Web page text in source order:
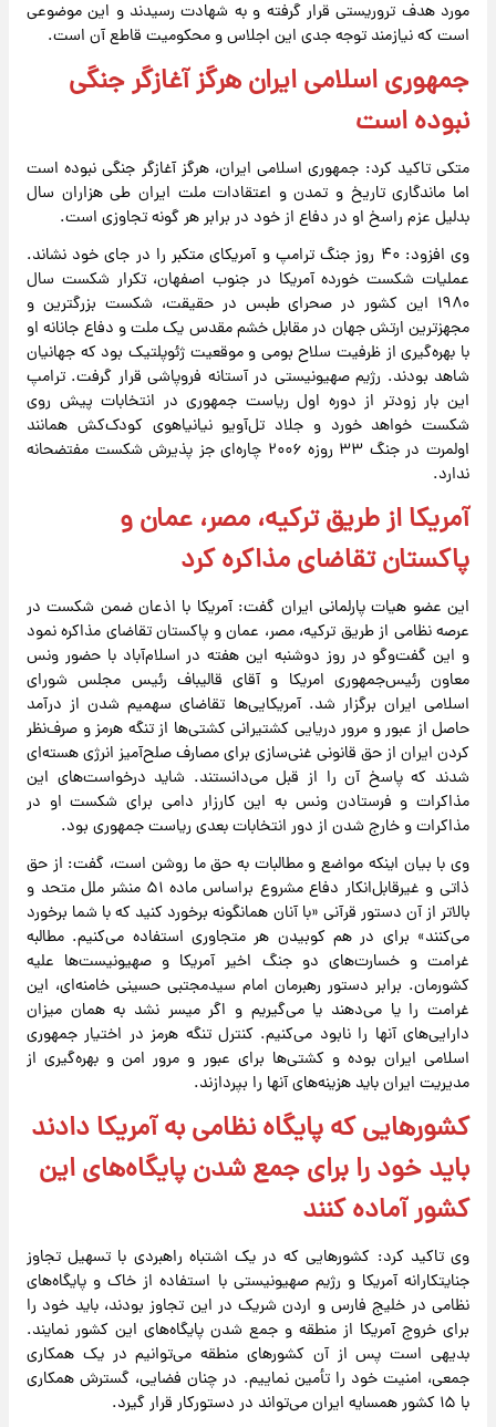
مورد هدف تروریستی قرار گرفته و به شهادت رسیدند و این موضوعی
است که نیازمند توجه جدی این اجلاس و محکومیت قاطع آن است.
جمهوری اسلامی ایران هرگز آغازگر جنگی
نبوده است
متکی تاکید کرد: جمهوری اسلامی ایران، هرگز آغازگر جنگی نبوده است
اما ماندگاری تاریخ و تمدن و اعتقادات ملت ایران طی هزاران سال
بدلیل عزم راسخ او در دفاع از خود در برابر هر گونه تجاوزی است.
وی افزود: ۴۰ روز جنگ ترامپ و آمریکای متکبر را در جای خود نشاند.
عملیات شکست خورده آمریکا در جنوب اصفهان، تکرار شکست سال
۱۹۸۰ این کشور در صحرای طبس در حقیقت، شکست بزرگترین و
مجهزترین ارتش جهان در مقابل خشم مقدس یک ملت و دفاع جانانه او
با بهره‌گیری از ظرفیت سلاح بومی و موقعیت ژئوپلتیک بود که جهانیان
شاهد بودند. رژیم صهیونیستی در آستانه فروپاشی قرار گرفت. ترامپ
این بار زودتر از دوره اول ریاست جمهوری در انتخابات پیش روی
شکست خواهد خورد و جلاد تل‌آویو نیانیاهوی کودک‌کش همانند
اولمرت در جنگ ۳۳ روزه ۲۰۰۶ چاره‌ای جز پذیرش شکست مفتضحانه
ندارد.
آمریکا از طریق ترکیه، مصر، عمان و
پاکستان تقاضای مذاکره کرد
این عضو هیات پارلمانی ایران گفت: آمریکا با اذعان ضمن شکست در
عرصه نظامی از طریق ترکیه، مصر، عمان و پاکستان تقاضای مذاکره نمود
و این گفت‌وگو در روز دوشنبه این هفته در اسلام‌آباد با حضور ونس
معاون رئیس‌جمهوری امریکا و آقای قالیباف رئیس مجلس شورای
اسلامی ایران برگزار شد. آمریکایی‌ها تقاضای سهمیم شدن از درآمد
حاصل از عبور و مرور دریایی کشتیرانی کشتی‌ها از تنگه هرمز و صرف‌نظر
کردن ایران از حق قانونی غنی‌سازی برای مصارف صلح‌آمیز انرژی هسته‌ای
شدند که پاسخ آن را از قبل می‌دانستند. شاید درخواست‌های این
مذاکرات و فرستادن ونس به این کارزار دامی برای شکست او در
مذاکرات و خارج شدن از دور انتخابات بعدی ریاست جمهوری بود.
وی با بیان اینکه مواضع و مطالبات به حق ما روشن است، گفت: از حق
ذاتی و غیرقابل‌انکار دفاع مشروع براساس ماده ۵۱ منشر ملل متحد و
بالاتر از آن دستور قرآنی «با آنان همانگونه برخورد کنید که با شما برخورد
می‌کنند» برای در هم کوبیدن هر متجاوری استفاده می‌کنیم. مطالبه
غرامت و خسارت‌های دو جنگ اخیر آمریکا و صهیونیست‌ها علیه
کشورمان. برابر دستور رهبرمان امام سیدمجتبی حسینی خامنه‌ای، این
غرامت را یا می‌دهند یا می‌گیریم و اگر میسر نشد به همان میزان
دارایی‌های آنها را نابود می‌کنیم. کنترل تنگه هرمز در اختیار جمهوری
اسلامی ایران بوده و کشتی‌ها برای عبور و مرور امن و بهره‌گیری از
مدیریت ایران باید هزینه‌های آنها را بپردازند.
کشورهایی که پایگاه نظامی به آمریکا دادند
باید خود را برای جمع شدن پایگاه‌های این
کشور آماده کنند
وی تاکید کرد: کشورهایی که در یک اشتباه راهبردی با تسهیل تجاوز
جنایتکارانه آمریکا و رژیم صهیونیستی با استفاده از خاک و پایگاه‌های
نظامی در خلیج فارس و اردن شریک در این تجاوز بودند، باید خود را
برای خروج آمریکا از منطقه و جمع شدن پایگاه‌های این کشور نمایند.
بدیهی است پس از آن کشورهای منطقه می‌توانیم در یک همکاری
جمعی، امنیت خود را تأمین نماییم. در چنان فضایی، گسترش همکاری
با ۱۵ کشور همسایه ایران می‌تواند در دستورکار قرار گیرد.